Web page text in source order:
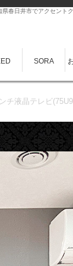
県春日井市でアクセント
SORA
チ液晶テレビ